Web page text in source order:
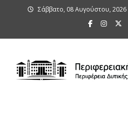
Σάββατο, 08 Αυγούστου, 2026